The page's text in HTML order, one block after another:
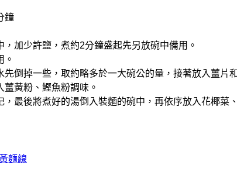
鐘
，加少許鹽，煮約2分鐘盛起先另放碗中備用。
。
先倒掉一些，取約略多於一大碗公的量，接著放入薑片
黃粉、鰹魚粉調味。
最後將煮好的湯倒入裝麵的碗中，再依序放入花椰菜
麵線